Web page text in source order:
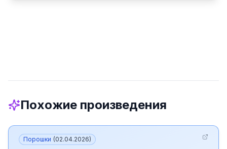
Похожие произведения
Порошки (02.04.2026)